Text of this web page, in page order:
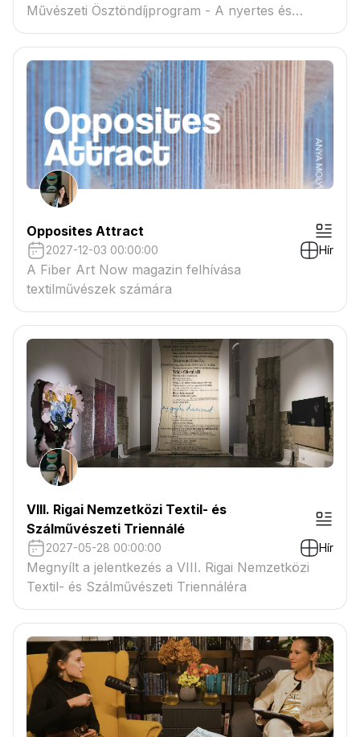
Művészeti Ösztöndíjprogram - A nyertes és
tartaléklistás pályázók névsora megtekinthető a
csatolmányban
Opposites Attract
2027-12-03 00:00:00 Hír
A Fiber Art Now magazin felhívása
textilművészek számára
VIII. Rigai Nemzetközi Textil- és
Szálművészeti Triennálé
2027-05-28 00:00:00 Hír
Megnyílt a jelentkezés a VIII. Rigai Nemzetközi
Textil- és Szálművészeti Triennáléra